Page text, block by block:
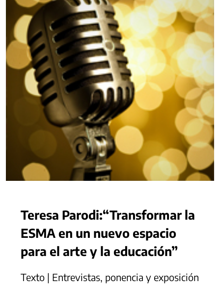
Teresa Parodi:“Transformar la
ESMA en un nuevo espacio
para el arte y la educación”
Texto | Entrevistas, ponencia y exposición